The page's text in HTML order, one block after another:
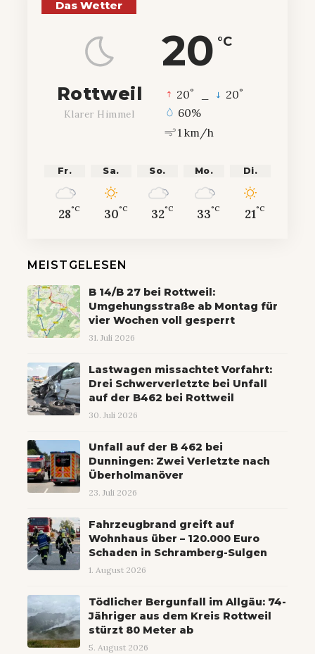
Das Wetter
20 °C
Rottweil
Klarer Himmel
20° 20°
60%
1 km/h
Fr.
28°C
Sa.
30°C
So.
32°C
Mo.
33°C
Di.
21°C
MEISTGELESEN
B 14/B 27 bei Rottweil:
Umgehungsstraße ab Montag für
vier Wochen voll gesperrt
31. Juli 2026
Lastwagen missachtet Vorfahrt:
Drei Schwerverletzte bei Unfall
auf der B462 bei Rottweil
30. Juli 2026
Unfall auf der B 462 bei
Dunningen: Zwei Verletzte nach
Überholmanöver
23. Juli 2026
Fahrzeugbrand greift auf
Wohnhaus über – 120.000 Euro
Schaden in Schramberg-Sulgen
1. August 2026
Tödlicher Bergunfall im Allgäu: 74-
Jähriger aus dem Kreis Rottweil
stürzt 80 Meter ab
5. August 2026